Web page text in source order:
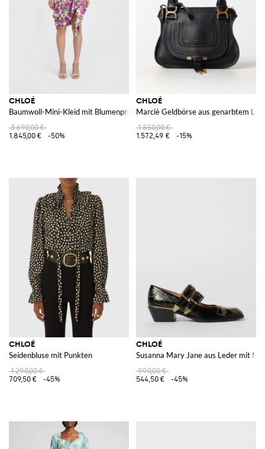
CHLOÉ
Baumwoll-Mini-Kleid mit Blumenprint
3.690,00 €
1.845,00 €
-50%
CHLOÉ
Marciè Geldbörse aus genarbtem
1.850,00 €
1.572,49 €
-15%
CHLOÉ
Seidenbluse mit Punkten
1.290,00 €
709,50 €
-45%
CHLOÉ
Susanna Mary Jane aus Leder mit
990,00 €
544,50 €
-45%